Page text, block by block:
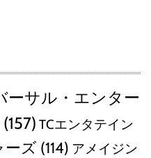
ーサル・エンター
(157) TCエンタテイン
ーズ (114) アメイジン